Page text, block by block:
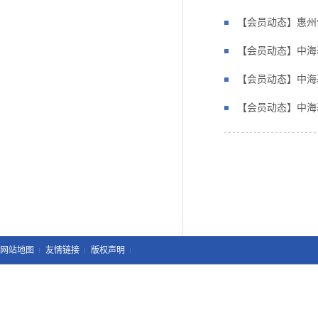
【会员动态】惠
【会员动态】中
【会员动态】中
【会员动态】中
网站地图 友情链接 版权声明